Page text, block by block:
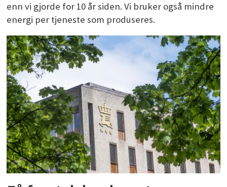
enn vi gjorde for 10 år siden. Vi bruker også mindre
energi per tjeneste som produseres.